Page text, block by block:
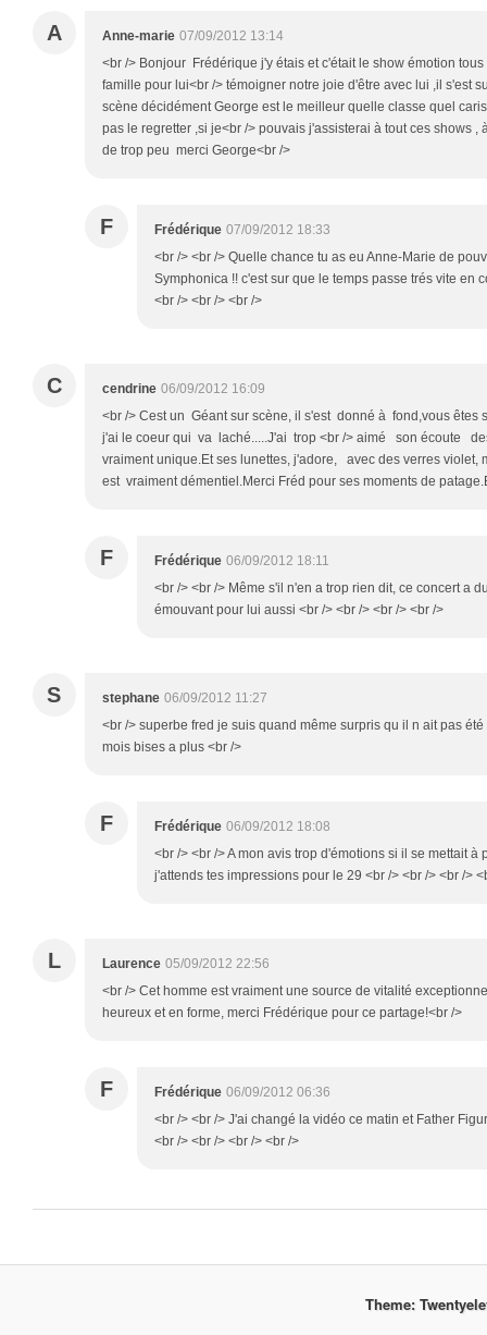
A Anne-marie 07/09/2012 13:14
<br /> Bonjour Frédérique j'y étais et c'était le show émotion
famille pour lui<br /> témoigner notre joie d'être avec lui ,il s'est
scène décidément George est le meilleur quelle classe quel
pas le regretter ,si je<br /> pouvais j'assisterai à tout ces shows
de trop peu merci George<br />
F Frédérique 07/09/2012 18:33
<br /> <br /> Quelle chance tu as eu Anne-Marie de
Symphonica !! c'est sur que le temps passe trés vite en
<br /> <br /> <br />
C cendrine 06/09/2012 16:09
<br /> Cest un Géant sur scène, il s'est donné à fond,vous êtes
j'ai le coeur qui va laché.....J'ai trop <br /> aimé son écoute
vraiment unique.Et ses lunettes, j'adore, avec des verres violet,
est vraiment démentiel.Merci Fréd pour ses moments de
F Frédérique 06/09/2012 18:11
<br /> <br /> Même s'il n'en a trop rien dit, ce concert a
émouvant pour lui aussi <br /> <br /> <br /> <br />
S stephane 06/09/2012 11:27
<br /> superbe fred je suis quand même surpris qu il n ait pas
mois bises a plus <br />
F Frédérique 06/09/2012 18:08
<br /> <br /> A mon avis trop d'émotions si il se mettait à
j'attends tes impressions pour le 29 <br /> <br /> <br />
L Laurence 05/09/2012 22:56
<br /> Cet homme est vraiment une source de vitalité
heureux et en forme, merci Frédérique pour ce partage!<br />
F Frédérique 06/09/2012 06:36
<br /> <br /> J'ai changé la vidéo ce matin et Father
<br /> <br /> <br /> <br />
Theme: